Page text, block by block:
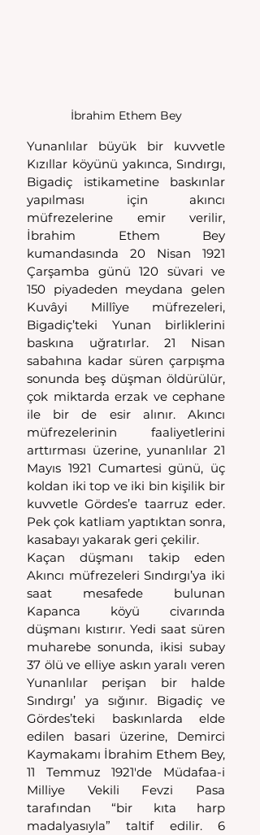
İbrahim Ethem Bey
Yunanlılar büyük bir kuvvetle
Kızıllar köyünü yakınca, Sındırgı,
Bigadiç istikametine baskınlar
yapılması için akıncı
müfrezelerine emir verilir,
İbrahim Ethem Bey
kumandasında 20 Nisan 1921
Çarşamba günü 120 süvari ve
150 piyadeden meydana gelen
Kuvâyi Millîye müfrezeleri,
Bigadiç’teki Yunan birliklerini
baskına uğratırlar. 21 Nisan
sabahına kadar süren çarpışma
sonunda beş düşman öldürülür,
çok mik­tarda erzak ve cephane
ile bir de esir alınır. Akıncı
müfrezelerinin faaliyetlerini
arttırması üzerine, yunanlılar 21
Mayıs 1921 Cu­martesi günü, üç
koldan iki top ve iki bin kişilik bir
kuvvetle Gördes’e taarruz eder.
Pek çok katliam yaptıktan sonra,
kasabayı yakarak geri çekilir.
Kaçan düşmanı takip eden
Akıncı müfrezeleri Sındırgı’ya iki
saat mesafede bulunan
Kapanca köyü civarında
düşmanı kıstırır. Yedi saat süren
muharebe sonunda, ikisi subay
37 ölü ve elliye askın yaralı veren
Yunanlılar perişan bir halde
Sındırgı’ ya sığınır. Bigadiç ve
Gördes’teki baskınlarda elde
edilen basari üzerine, Demirci
Kaymakamı İbrahim Ethem Bey,
11 Temmuz 1921'de Müdafaa-i
Milliye Vekili Fevzi Pasa
tarafından “bir kıta harp
madalyasıyla” taltif edilir. 6